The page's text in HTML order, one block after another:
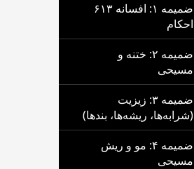
ضمیمه ۱: افسانه ۶۱۳
احکام
ضمیمه ۲: ختنه و
مسیحی
ضمیمه ۳: زیزیت
(شرابه‌ها، ریشه‌ها، بندها)
ضمیمه ۴: مو و ریش
مسیحی